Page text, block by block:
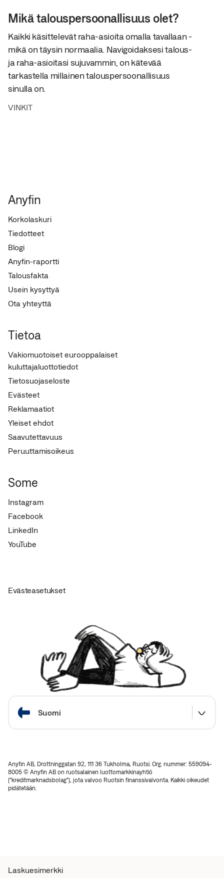
Mikä talouspersoonallisuus olet?
Kaikki käsittelevät raha-asioita omalla tavallaan -
mikä on täysin normaalia. Navigoidaksesi talous-
ja raha-asioitasi sujuvammin, on kätevää
tarkastella millainen talouspersoonallisuus
sinulla on.
VINKIT
Anyfin
Korkolaskuri
Tiedotteet
Blogi
Anyfin-raportti
Talousfakta
Usein kysyttyä
Ota yhteyttä
Tietoa
Vakiomuotoiset eurooppalaiset
kuluttajaluottotiedot
Tietosuojaseloste
Evästeet
Reklamaatiot
Yleiset ehdot
Saavutettavuus
Peruuttamisoikeus
Some
Instagram
Facebook
LinkedIn
YouTube
Evästeasetukset
Suomi
Anyfin AB, Drottninggatan 92, 111 36 Tukholma, Ruotsi. Org. nummer: 559094-
8005 © Anyfin AB on ruotsalainen luottomarkkinayhtiö
(“kreditmarknadsbolag”), jota valvoo Ruotsin finanssivalvonta. Kaikki oikeudet
pidätetään.
Laskuesimerkki